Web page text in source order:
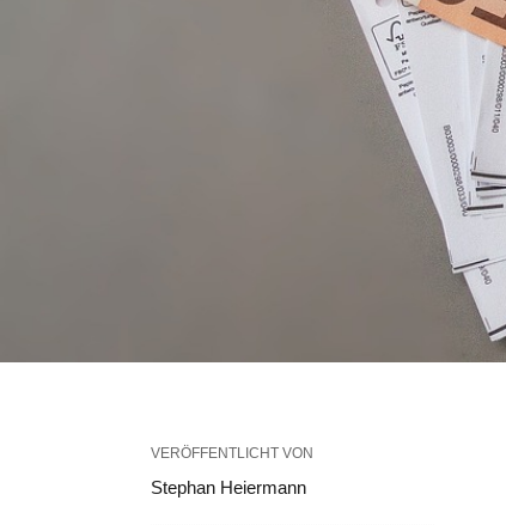
VERÖFFENTLICHT VON
Stephan Heiermann